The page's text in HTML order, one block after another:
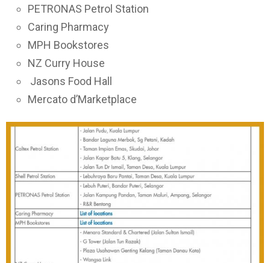
PETRONAS Petrol Station
Caring Pharmacy
MPH Bookstores
NZ Curry House
Jasons Food Hall
Mercato d’Marketplace